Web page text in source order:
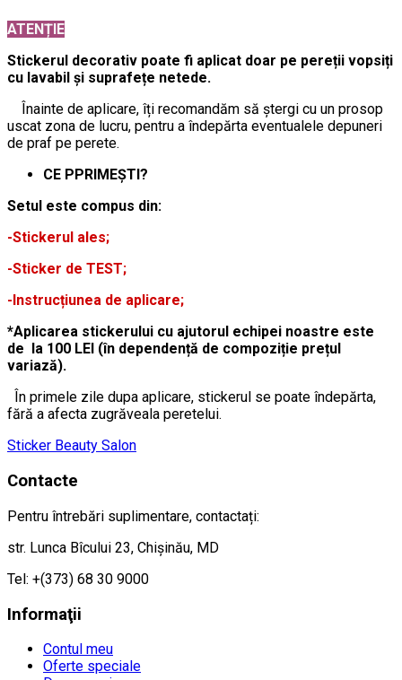
ATENȚIE
Stickerul decorativ poate fi aplicat doar pe pereții vopsiți
cu lavabil și suprafețe netede.
Înainte de aplicare, îți recomandăm să ștergi cu un prosop
uscat zona de lucru, pentru a îndepărta eventualele depuneri
de praf pe perete.
CE PPRIMEȘTI?
Setul este compus din:
-Stickerul ales;
-Sticker de TEST;
-Instrucțiunea de aplicare;
*Aplicarea stickerului cu ajutorul echipei noastre este
de la 100 LEI (în dependență de compoziție prețul
variază).
În primele zile dupa aplicare, stickerul se poate îndepărta,
fără a afecta zugrăveala peretelui.
Sticker Beauty Salon
Contacte
Pentru întrebări suplimentare, contactați:
str. Lunca Bîcului 23, Chișinău, MD
Tel: +(373) 68 30 9000
Informaţii
Contul meu
Oferte speciale